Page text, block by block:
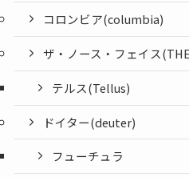
コロンビア(columbia)
ザ・ノース・フェイス
テルス(Tellus)
ドイター(deuter)
フューチュラ